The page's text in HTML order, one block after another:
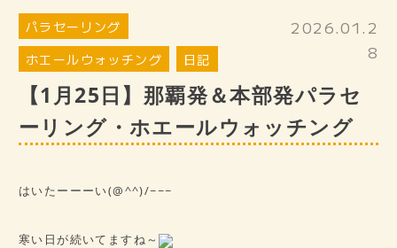
お客様の声
SDGsへ取り組み
スタッフ紹介
ギャラリー
★ご予約はこちら★
パラセーリング
ホエールウォッチング
日記
2026.01.2
8
【1月25日】那覇発＆本部発パラセ
ーリング・ホエールウォッチング
はいたーーーい(@^^)/~~~
寒い日が続いてますね～